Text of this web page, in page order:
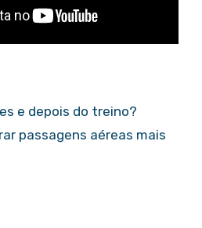
e depois do treino?
passagens aéreas mais